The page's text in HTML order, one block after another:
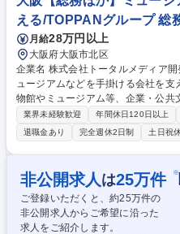
に、SaaSビジネスの拡大を推進していただきます
タマーサクセス/理美容サロン向け
える/TOPPANグループ 総
月給28万円以上
大阪府大阪市北区
企業名 株式会社トータルメディア開発研究所 求人名 大阪
ュージアムなどを手掛ける会社を支える/
物館やミュージアム等、企業・公共
て、総務業務を中心としたバックオフ
務業務】◇各種会議運営、事務局業
001に基づく環境マネジメントシス
管理◇契約・規約等の管理◇その他
決支援業務◇従業員の健康管理、安
契約の管理に関わる業務◇労務管理・勤怠
阪【総務ほか】ミュージアムなどを
プ
業界未経験歓迎 年間休日120日以上
退職金あり
完全週休2日制 土日祝
非公開求人 は25万件 ※
ご登録いただくと、約25万件の
非公開求人からご希望に沿った
求人をご紹介します。